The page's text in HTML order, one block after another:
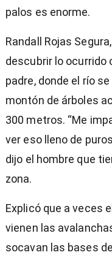
palos es enorme.
Randall Rojas
descubrir lo ocurrido
padre, donde el río
montón de árboles
300 metros. “Me
ver eso lleno de
dijo el hombre que
zona.
Explicó que a veces
vienen las
socavan las bases